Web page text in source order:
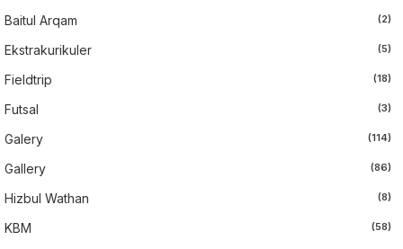
Baitul Arqam (2)
Ekstrakurikuler (5)
Fieldtrip (18)
Futsal (3)
Galery (114)
Gallery (86)
Hizbul Wathan (8)
KBM (58)